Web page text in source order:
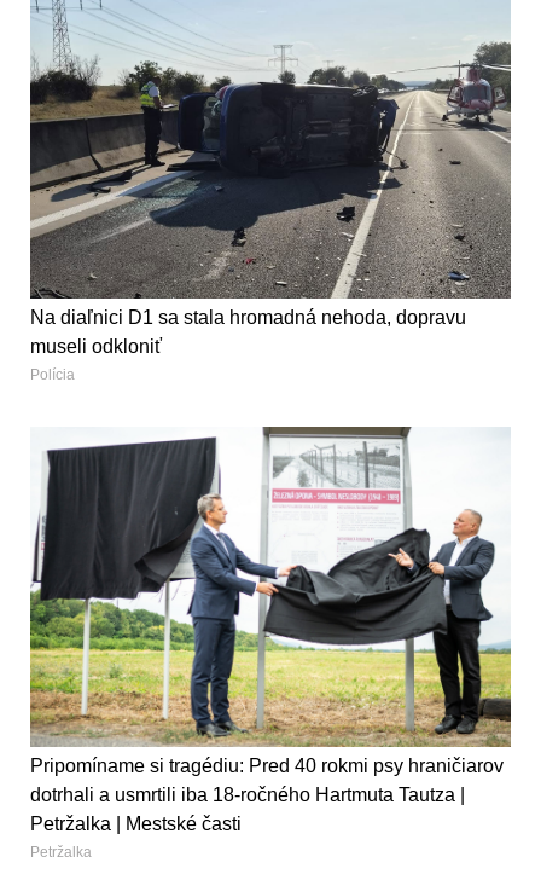
Na diaľnici D1 sa stala hromadná nehoda, dopravu
museli odkloniť
Polícia
Pripomíname si tragédiu: Pred 40 rokmi psy hraničiarov
dotrhali a usmrtili iba 18-ročného Hartmuta Tautza |
Petržalka | Mestské časti
Petržalka